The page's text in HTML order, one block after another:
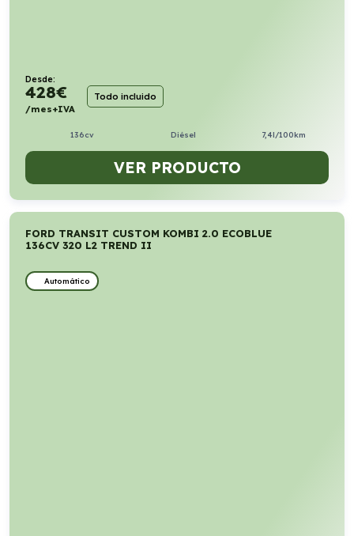
Desde:
428€
/mes+IVA
Todo incluido
136cv Diésel 7,4l/100km
VER PRODUCTO
FORD TRANSIT CUSTOM KOMBI 2.0 ECOBLUE
136CV 320 L2 TREND II
Automático